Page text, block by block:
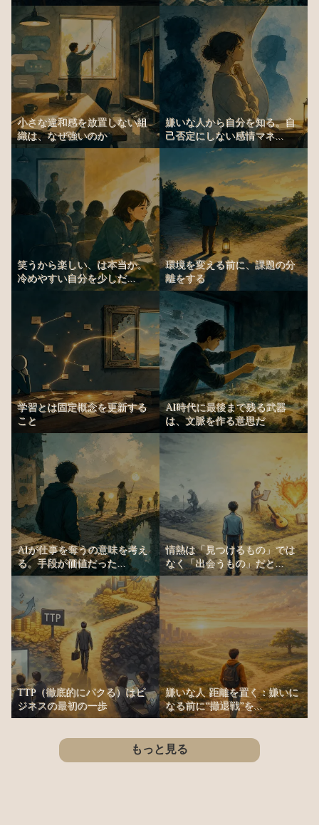
小さな違和感を放置しない組
織は、なぜ強いのか
嫌いな人から自分を知る。自
己否定にしない感情マネ...
笑うから楽しい、は本当か。
冷めやすい自分を少しだ...
環境を変える前に、課題の分
離をする
学習とは固定概念を更新する
こと
AI時代に最後まで残る武器
は、文脈を作る意思だ
AIが仕事を奪うの意味を考え
る。手段が価値だった...
情熱は「見つけるもの」では
なく「出会うもの」だと...
TTP（徹底的にパクる）はビ
ジネスの最初の一歩
嫌いな人 距離を置く：嫌いに
なる前に“撤退戦”を...
もっと見る